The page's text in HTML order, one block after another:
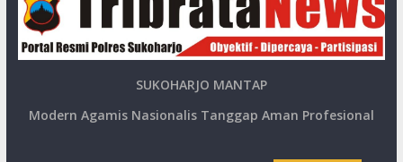
SUKOHARJO MANTAP
Modern Agamis Nasionalis Tanggap Aman Profesional